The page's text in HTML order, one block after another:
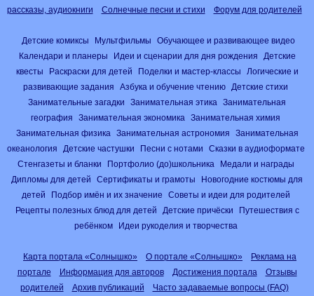
рассказы, аудиокниги
Солнечные песни и стихи Форум для родителей
Детские комиксы Мультфильмы
Обучающее и развивающее видео
Календари и планеры
Идеи и сценарии для дня рождения
Детские
квесты
Раскраски для детей Поделки и мастер-классы
Логические и
развивающие задания
Азбука и обучение чтению
Детские стихи
Занимательные загадки
Занимательная этика
Занимательная
география
Занимательная экономика
Занимательная химия
Занимательная физика
Занимательная астрономия
Занимательная
океанология
Детские частушки Песни с нотами
Сказки в аудиоформате
Стенгазеты и бланки
Портфолио (до)школьника
Медали и награды
Дипломы для детей
Сертификаты и грамоты
Новогодние костюмы для
детей
Подбор имён и их значение
Советы и идеи для родителей
Рецепты полезных блюд для детей
Детские причёски
Путешествия с
ребёнком
Идеи рукоделия и творчества
Карта портала «Солнышко» О портале «Солнышко»
Реклама на
портале
Информация для авторов Достижения портала
Отзывы
родителей
Архив публикаций Часто задаваемые вопросы (FAQ)